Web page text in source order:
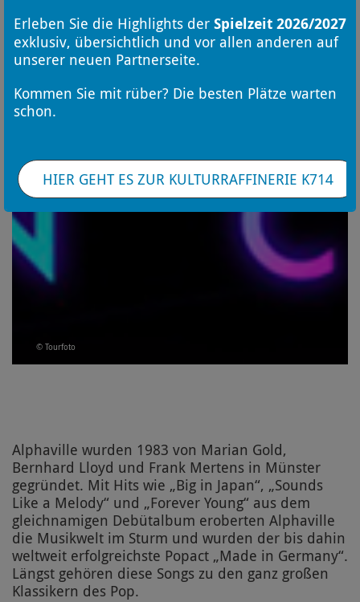
© Tourfoto
Alphaville wurden 1983 von Marian Gold,
Bernhard Lloyd und Frank Mertens in Münster
gegründet. Mit Hits wie „Big in Japan“, „Sounds
Like a Melody“ und „Forever Young“ aus dem
gleichnamigen Debütalbum eroberten Alphaville
die Musikwelt im Sturm und wurden der bis dahin
weltweit erfolgreichste Popact „Made in Germany“.
Längst gehören diese Songs zu den ganz großen
Klassikern des Pop.
Erleben Sie die Highlights der Spielzeit 2026/2027
exklusiv, übersichtlich und vor allen anderen auf
unserer neuen Partnerseite.
Kommen Sie mit rüber? Die besten Plätze warten
schon.
HIER GEHT ES ZUR KULTURRAFFINERIE K714